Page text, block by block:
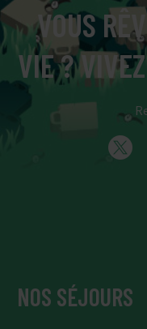
VOUS
VIE ?
NOS SÉJOURS